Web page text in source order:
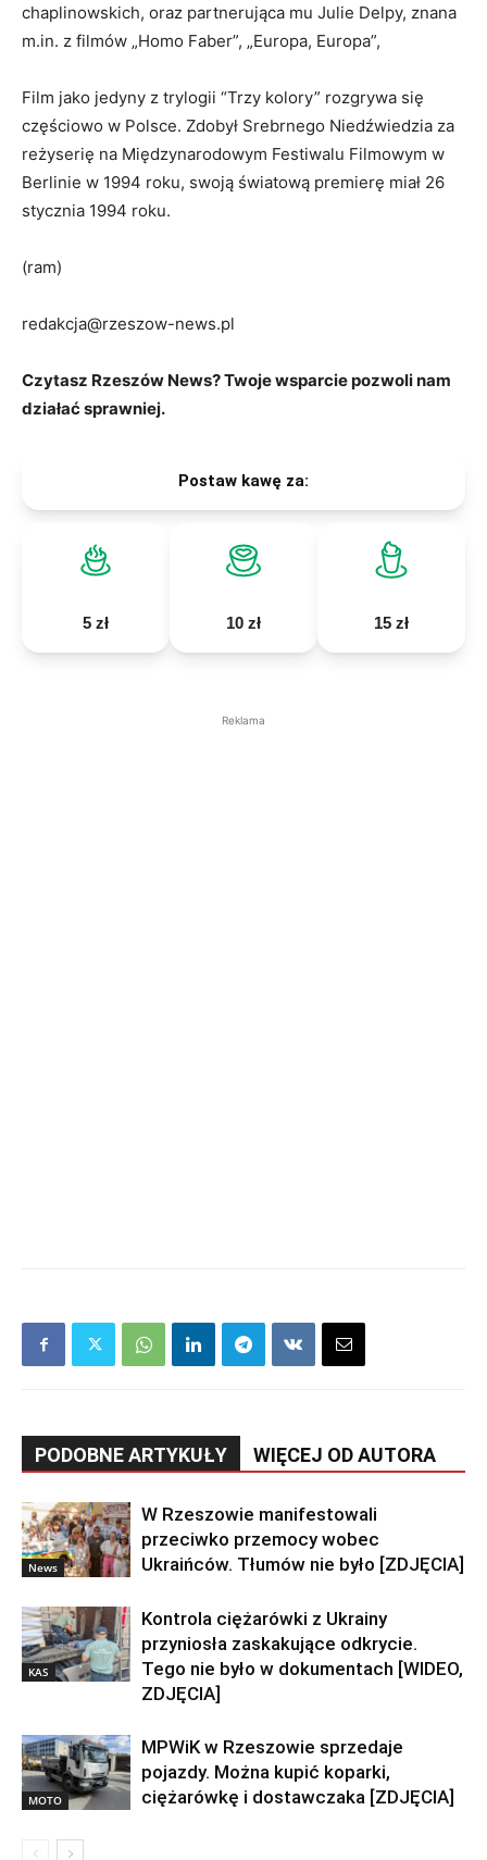
chaplinowskich, oraz partnerująca mu Julie Delpy, znana
m.in. z filmów „Homo Faber”, „Europa, Europa”,
Film jako jedyny z trylogii “Trzy kolory” rozgrywa się
częściowo w Polsce. Zdobył Srebrnego Niedźwiedzia za
reżyserię na Międzynarodowym Festiwalu Filmowym w
Berlinie w 1994 roku, swoją światową premierę miał 26
stycznia 1994 roku.
(ram)
redakcja@rzeszow-news.pl
Czytasz Rzeszów News? Twoje wsparcie pozwoli nam
działać sprawniej.
Postaw kawę za:
5 zł 10 zł 15 zł
Reklama
PODOBNE ARTYKUŁY WIĘCEJ OD AUTORA
News
W Rzeszowie manifestowali
przeciwko przemocy wobec
Ukraińców. Tłumów nie było [ZDJĘCIA]
KAS
Kontrola ciężarówki z Ukrainy
przyniosła zaskakujące odkrycie.
Tego nie było w dokumentach [WIDEO,
ZDJĘCIA]
MOTO
MPWiK w Rzeszowie sprzedaje
pojazdy. Można kupić koparki,
ciężarówkę i dostawczaka [ZDJĘCIA]